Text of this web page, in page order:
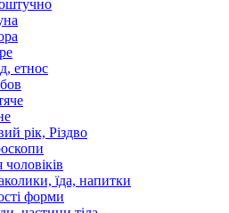
етнос
рік, Різдво
чоловіків
їда, напитки
форми